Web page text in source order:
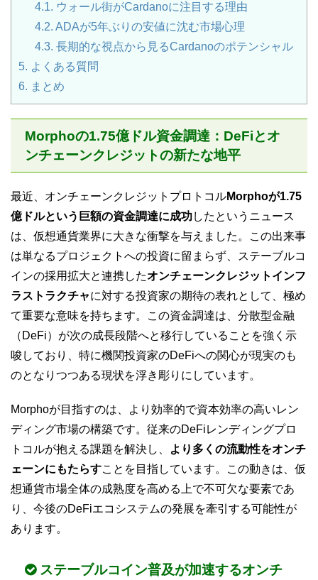
4.1. ウォール街がCardanoに注目する理由
4.2. ADAが5年ぶりの安値に沈む市場心理
4.3. 長期的な視点から見るCardanoのポテンシャル
5. よくある質問
6. まとめ
Morphoの1.75億ドル資金調達：DeFiとオ
ンチェーンクレジットの新たな地平
最近、オンチェーンクレジットプロトコルMorphoが1.75
億ドルという巨額の資金調達に成功したというニュース
は、仮想通貨業界に大きな衝撃を与えました。この出来事
は単なるプロジェクトへの投資に留まらず、ステーブルコ
インの採用拡大と連携したオンチェーンクレジットインフ
ラストラクチャに対する投資家の期待の表れとして、極め
て重要な意味を持ちます。この資金調達は、分散型金融
（DeFi）が次の成長段階へと移行していることを強く示
唆しており、特に機関投資家のDeFiへの関心が現実のも
のとなりつつある現状を浮き彫りにしています。
Morphoが目指すのは、より効率的で資本効率の高いレン
ディング市場の構築です。従来のDeFiレンディングプロ
トコルが抱える課題を解決し、
より多くの流動性をオンチ
ェーンにもたらすことを目指しています。この動きは、仮
想通貨市場全体の成熟度を高める上で不可欠な要素であ
り、今後のDeFiエコシステムの発展を牽引する可能性が
あります。
ステーブルコイン普及が加速するオンチ